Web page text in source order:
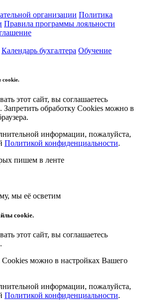
организации Политика
Правила программы лояльности
Календарь бухгалтера Обучение
cookie.
этот сайт, вы соглашаетесь
Запретить обработку Cookies можно в
информации, пожалуйста,
Политикой конфиденциальности.
пишем в ленте
мы её осветим
cookie.
этот сайт, вы соглашаетесь
Cookies можно в настройках Вашего
информации, пожалуйста,
Политикой конфиденциальности.